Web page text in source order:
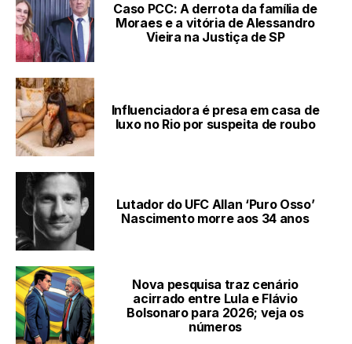
Caso PCC: A derrota da família de
Moraes e a vitória de Alessandro
Vieira na Justiça de SP
Influenciadora é presa em casa de
luxo no Rio por suspeita de roubo
Lutador do UFC Allan ‘Puro Osso’
Nascimento morre aos 34 anos
Nova pesquisa traz cenário
acirrado entre Lula e Flávio
Bolsonaro para 2026; veja os
números